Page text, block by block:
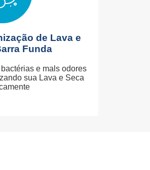
de Lava e
Funda
e mals odores
sua Lava e Seca